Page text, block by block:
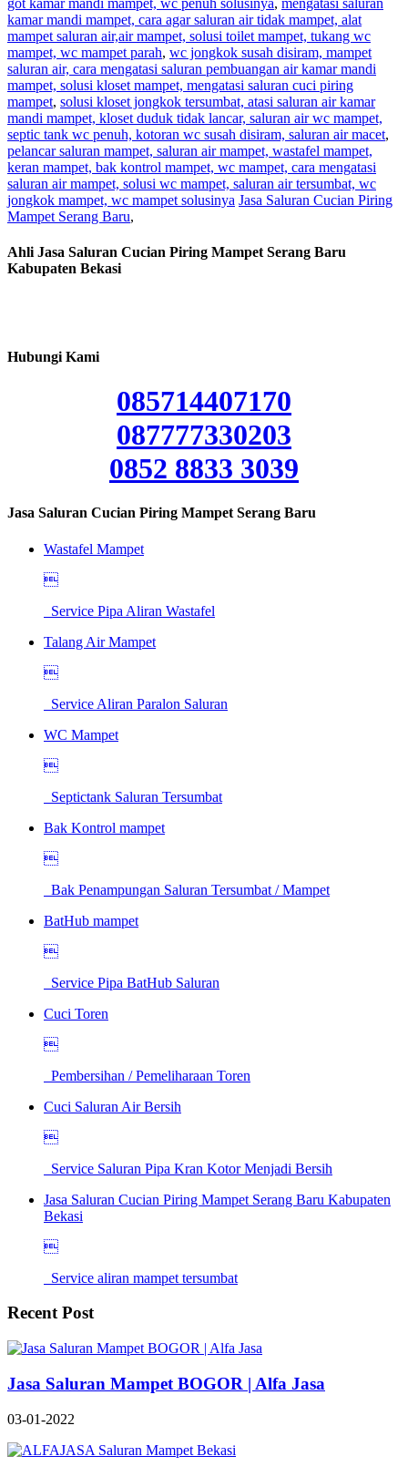
got kamar mandi mampet, wc penuh solusinya, mengatasi saluran
kamar mandi mampet, cara agar saluran air tidak mampet, alat
mampet saluran air,air mampet, solusi toilet mampet, tukang wc
mampet, wc mampet parah, wc jongkok susah disiram, mampet
saluran air, cara mengatasi saluran pembuangan air kamar mandi
mampet, solusi kloset mampet, mengatasi saluran cuci piring
mampet, solusi kloset jongkok tersumbat, atasi saluran air kamar
mandi mampet, kloset duduk tidak lancar, saluran air wc mampet,
septic tank wc penuh, kotoran wc susah disiram, saluran air macet,
pelancar saluran mampet, saluran air mampet, wastafel mampet,
keran mampet, bak kontrol mampet, wc mampet, cara mengatasi
saluran air mampet, solusi wc mampet, saluran air tersumbat, wc
jongkok mampet, wc mampet solusinya Jasa Saluran Cucian Piring
Mampet Serang Baru,
Ahli Jasa Saluran Cucian Piring Mampet Serang Baru
Kabupaten Bekasi
Hubungi Kami
085714407170
087777330203
0852 8833 3039
Jasa Saluran Cucian Piring Mampet Serang Baru
Wastafel Mampet

Service Pipa Aliran Wastafel
Talang Air Mampet

Service Aliran Paralon Saluran
WC Mampet

Septictank Saluran Tersumbat
Bak Kontrol mampet

Bak Penampungan Saluran Tersumbat / Mampet
BatHub mampet

Service Pipa BatHub Saluran
Cuci Toren

Pembersihan / Pemeliharaan Toren
Cuci Saluran Air Bersih

Service Saluran Pipa Kran Kotor Menjadi Bersih
Jasa Saluran Cucian Piring Mampet Serang Baru Kabupaten
Bekasi

Service aliran mampet tersumbat
Recent Post
Jasa Saluran Mampet BOGOR | Alfa Jasa
03-01-2022